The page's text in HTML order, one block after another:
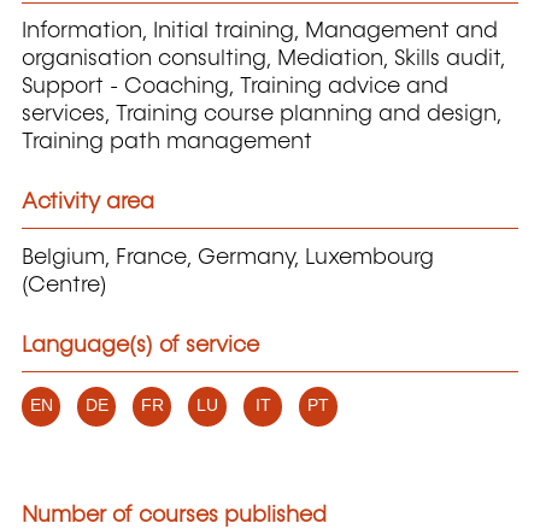
Information, Initial training, Management and
organisation consulting, Mediation, Skills audit,
Support - Coaching, Training advice and
services, Training course planning and design,
Training path management
Activity area
Belgium, France, Germany, Luxembourg
(Centre)
Language(s) of service
EN DE FR LU IT PT
Number of courses published